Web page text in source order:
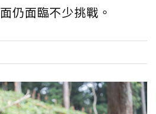
仍面臨不少挑戰。